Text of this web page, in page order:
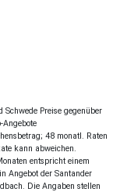
Preise gegenüber
Angebote
48 monatl. Raten
kann abweichen.
entspricht einem
Angebot der Santander
Die Angaben stellen